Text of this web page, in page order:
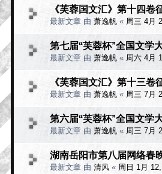
《芙蓉国文汇》第十四卷
最新文章 由 萧逸帆 « 周三 4月
第七届“芙蓉杯”全国文学
最新文章 由 萧逸帆 « 周六 4月
《芙蓉国文汇》第十三卷
最新文章 由 萧逸帆 « 周三 7月
第六届“芙蓉杯”全国文学
最新文章 由 萧逸帆 « 周三 7月
湖南岳阳市第八届网络春
最新文章 由 清风 « 周日 1月